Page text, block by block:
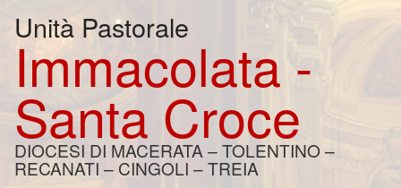
Unità Pastorale
Immacolata -
Santa Croce
DIOCESI DI MACERATA – TOLENTINO –
RECANATI – CINGOLI – TREIA